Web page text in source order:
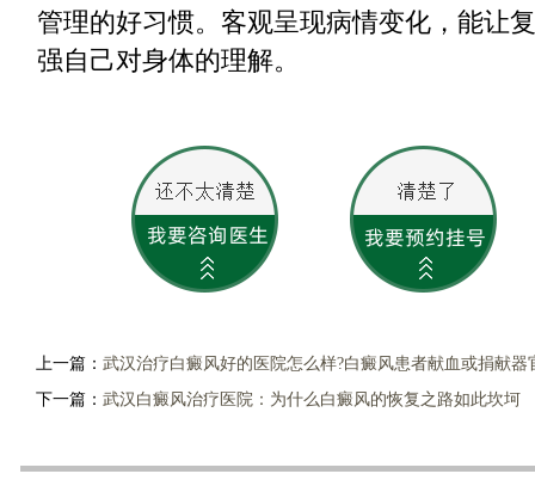
管理的好习惯。客观呈现病情变化，能让
强自己对身体的理解。
上一篇： 武汉治疗白癜风好的医院怎么样?白癜风患者献血或捐献器
下一篇： 武汉白癜风治疗医院：为什么白癜风的恢复之路如此坎坷